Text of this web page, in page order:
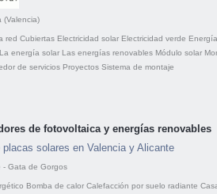
(Valencia)
red Cubiertas Electricidad solar Electricidad verde Energía
La energía solar Las energías renovables Módulo solar
de servicios Proyectos Sistema de montaje
de fotovoltaica y energías renovables
placas solares en Valencia y Alicante
- Gata de Gorgos
Bomba de calor Calefacción por suelo radiante